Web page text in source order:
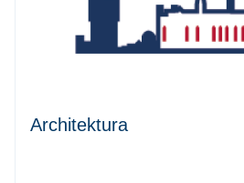
Architektura